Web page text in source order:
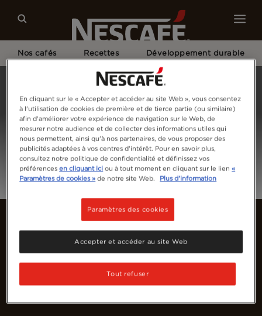
Nos cafés Recettes Développement durable
Connexion
En cliquant sur le « Accepter et accéder au site Web », vous consentez
à l'utilisation de cookies de première et de tierce partie (ou similaire)
afin d'améliorer votre expérience de navigation sur le Web, de
mesurer notre audience et de collecter des informations utiles qui
nous permettent, ainsi qu'à nos partenaires, de vous proposer des
publicités adaptées à vos centres d'intérêt. Pour en savoir plus,
consultez notre politique de confidentialité et définissez vos
préférencesen cliquant ici ou à tout moment en cliquant sur le lien«
Paramètres de cookies » de notre site Web. Plus d'information
Paramètres des cookies
Tout refuser
Accepter et accéder au site Web